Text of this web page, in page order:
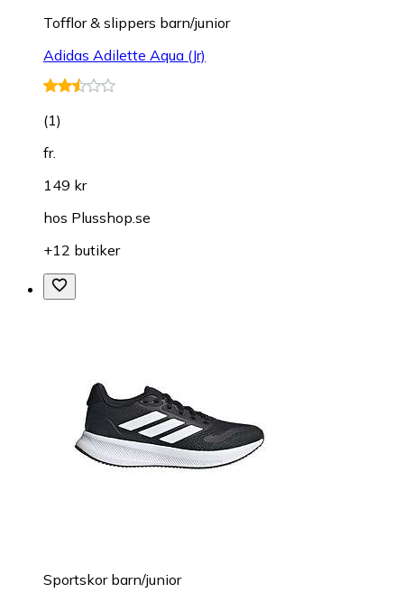
Tofflor & slippers barn/junior
Adidas Adilette Aqua (Jr)
(1)
fr.
149 kr
hos Plusshop.se
+12 butiker
Sportskor barn/junior